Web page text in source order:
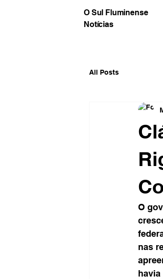
O Sul Fluminense
Notícias
All Posts
O
nas